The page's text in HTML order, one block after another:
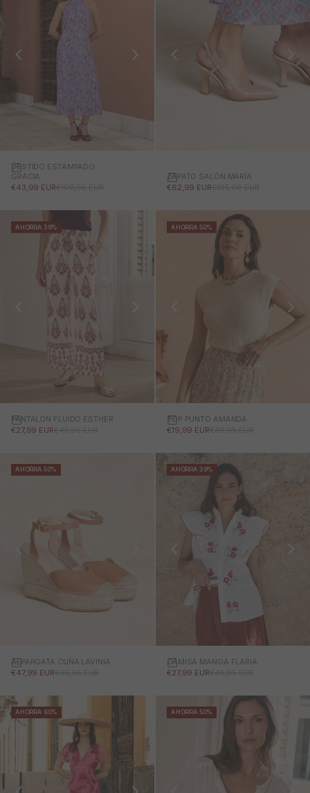
VESTIDO ESTAMPADO
GRACIA
PRECIO DE OFERTA
€43,99 EURPRECIO NORMAL
€109,95 EUR
ZAPATO SALÓN MARÍA
PRECIO DE OFERTA
€62,99 EURPRECIO NORMAL
€105,00 EUR
AHORRA 39%
PANTALÓN FLUIDO ESTHER
PRECIO DE OFERTA
€27,99 EURPRECIO NORMAL
€45,95 EUR
AHORRA 50%
TOP PUNTO AMANDA
PRECIO DE OFERTA
€19,99 EURPRECIO NORMAL
€39,95 EUR
AHORRA 50%
ALPARGATA CUÑA LAVINIA
PRECIO DE OFERTA
€47,99 EURPRECIO NORMAL
€95,95 EUR
AHORRA 39%
CAMISA MANGA FLARIA
PRECIO DE OFERTA
€27,99 EURPRECIO NORMAL
€45,95 EUR
AHORRA 60% AHORRA 50%